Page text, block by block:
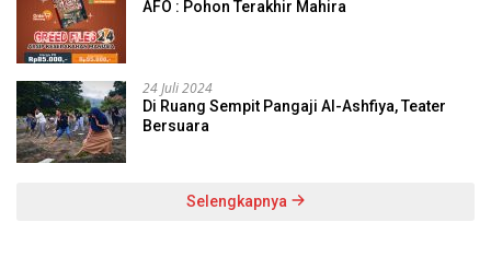
AFO : Pohon Terakhir Mahira
24 Juli 2024
Di Ruang Sempit Pangaji Al-Ashfiya, Teater
Bersuara
Selengkapnya